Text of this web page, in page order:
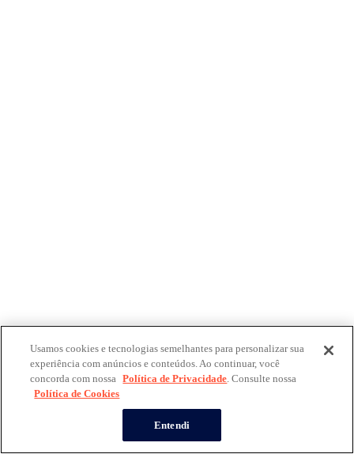
Usamos cookies e tecnologias semelhantes para personalizar sua
experiência com anúncios e conteúdos. Ao continuar, você
concorda com nossa Política de Privacidade. Consulte nossa
Política de Cookies
Entendi